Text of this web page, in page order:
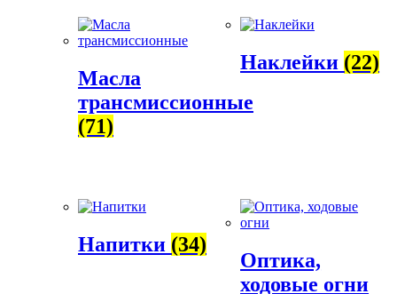
Масла
трансмиссионные
(71)
Наклейки (22)
Напитки (34)
Оптика,
ходовые огни